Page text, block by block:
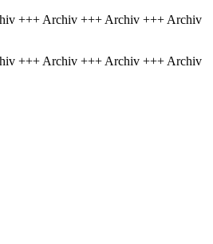
+++ Archiv +++ Archiv +++ Archiv
+++ Archiv +++ Archiv +++ Archiv